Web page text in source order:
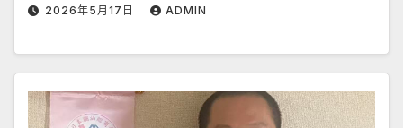
2026年5月17日 ADMIN